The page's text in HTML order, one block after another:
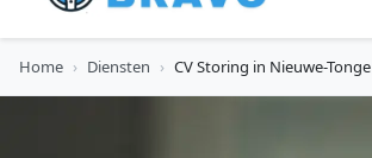
Home › Diensten › CV Storing in Nieuwe-Tonge